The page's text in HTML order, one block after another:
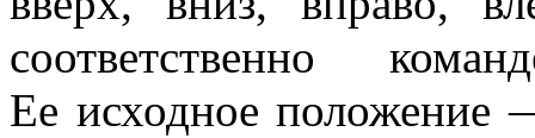
соответственно
Ее исходное положение